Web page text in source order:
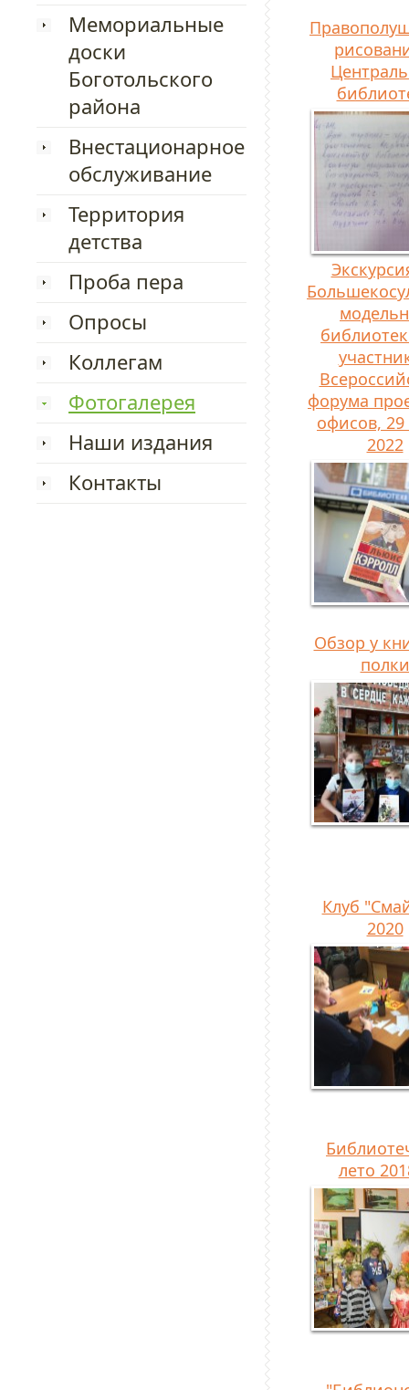
Мемориальные
доски
Боготольского
района
Внестационарное
обслуживание
Территория
детства
Проба пера
Опросы
Коллегам
Фотогалерея
Наши издания
Контакты
форума
офисов,
2022
Обзор у
полки
Клуб
2020
лето